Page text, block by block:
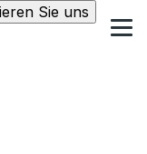
Sie uns